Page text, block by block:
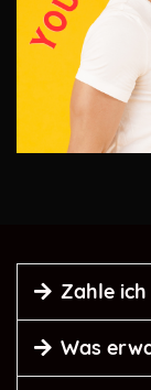
Zahle
Euro. Was